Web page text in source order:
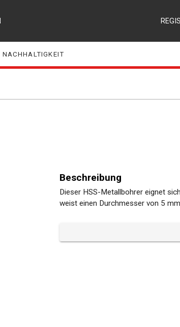
NACHHALTIGKEIT
Beschreibung
Dieser HSS-Metallbohrer eignet
weist einen Durchmesser von 5